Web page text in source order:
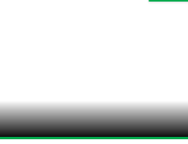
фотографии или податоци